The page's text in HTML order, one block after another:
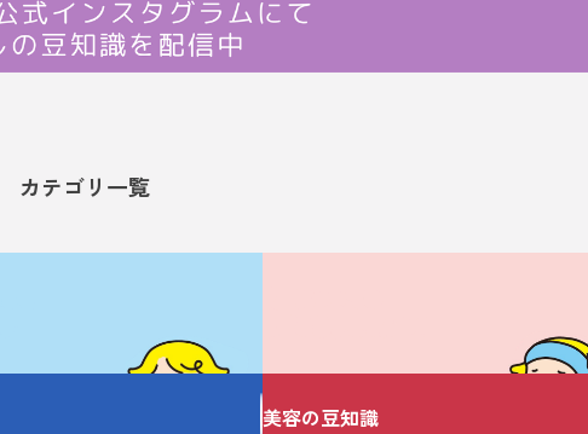
カテゴリ一覧
美容の豆知識